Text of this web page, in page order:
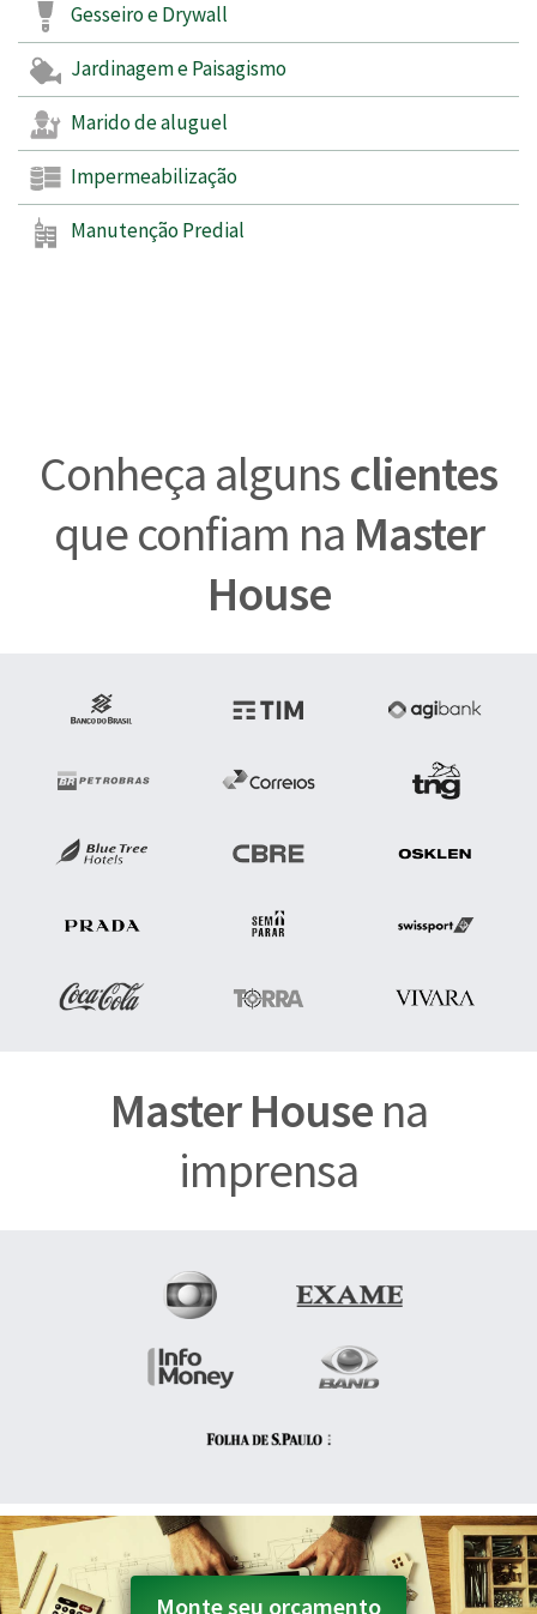
Gesseiro e Drywall
Jardinagem e Paisagismo
Marido de aluguel
Impermeabilização
Manutenção Predial
Conheça algunsclientes
que confiam na Master
House
Master Housena
imprensa
Monte seu orçamento